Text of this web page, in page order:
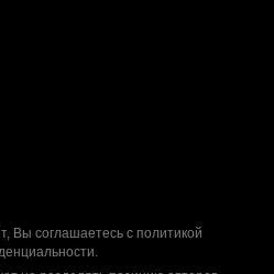
Вы соглашаетесь с политикой
.